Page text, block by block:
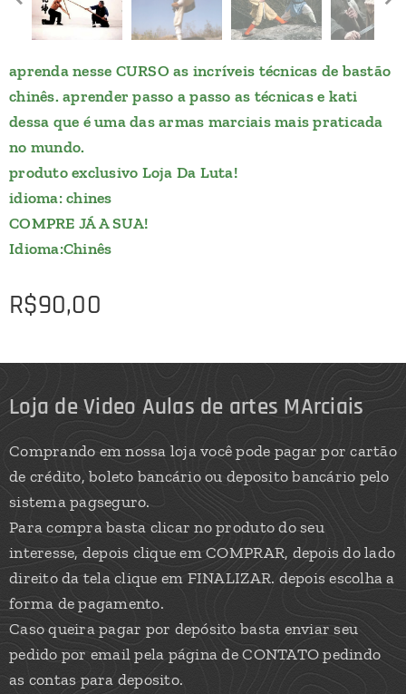
aprenda nesse CURSO as incríveis técnicas de bastão
chinês. aprender passo a passo as técnicas e kati
dessa que é uma das armas marciais mais praticada
no mundo.
produto exclusivo Loja Da Luta!
idioma: chines
COMPRE JÁ A SUA!
Idioma:Chinês
R$90,00
Loja de Video Aulas de artes MArciais
Comprando em nossa loja você pode pagar por cartão
de crédito, boleto bancário ou deposito bancário pelo
sistema pagseguro.
Para compra basta clicar no produto do seu
interesse, depois clique em COMPRAR, depois do lado
direito da tela clique em FINALIZAR. depois escolha a
forma de pagamento.
Caso queira pagar por depósito basta enviar seu
pedido por email pela página de CONTATO pedindo
as contas para deposito.